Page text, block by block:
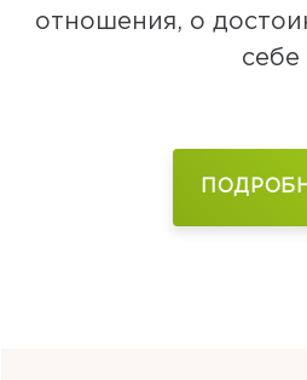
отношения, о
себе